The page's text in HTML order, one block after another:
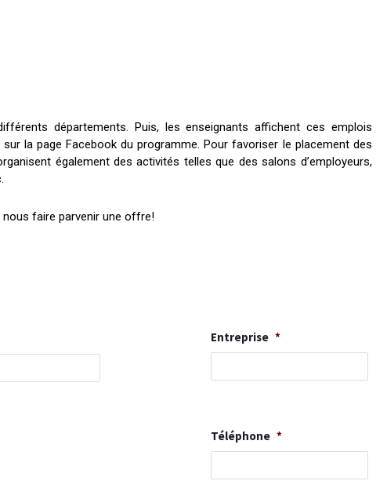
départements. Puis, les enseignants affichent ces emplois
la page Facebook du programme. Pour favoriser le placement des
également des activités telles que des salons d’employeurs,
faire parvenir une offre!
Entreprise *
Téléphone *